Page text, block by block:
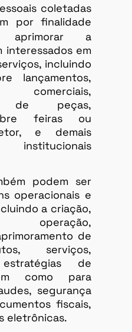
coletadas
por finalidade
aprimorar a
interessados em
incluindo
lançamentos,
de peças,
feiras ou
e demais
institucionais
podem ser
operacionais e
a criação,
operação,
de
serviços,
de
como para
segurança
fiscais,
eletrônicas.